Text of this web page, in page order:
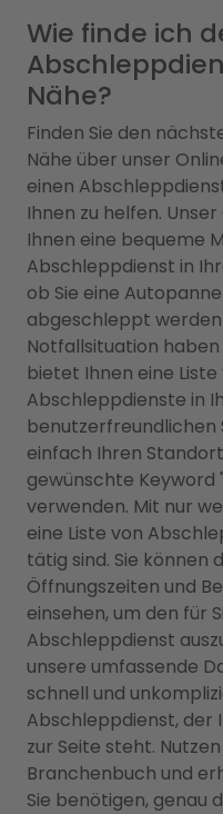
Wie finde ich
Nähe?
Finden Sie den
Nähe über unser
einen
Ihnen zu helfen.
Ihnen eine bequeme
Abschleppdienst in
ob Sie eine
abgeschleppt werden
Notfallsituation
bietet Ihnen eine
Abschleppdienste in
benutzerfreundlichen
einfach Ihren
gewünschte Keyword
verwenden. Mit nur
eine Liste von
tätig sind. Sie können
Öffnungszeiten und
einsehen, um den für
Abschleppdienst
unsere umfassende
schnell und
Abschleppdienst, der
zur Seite steht.
Branchenbuch und
Sie benötigen, genau